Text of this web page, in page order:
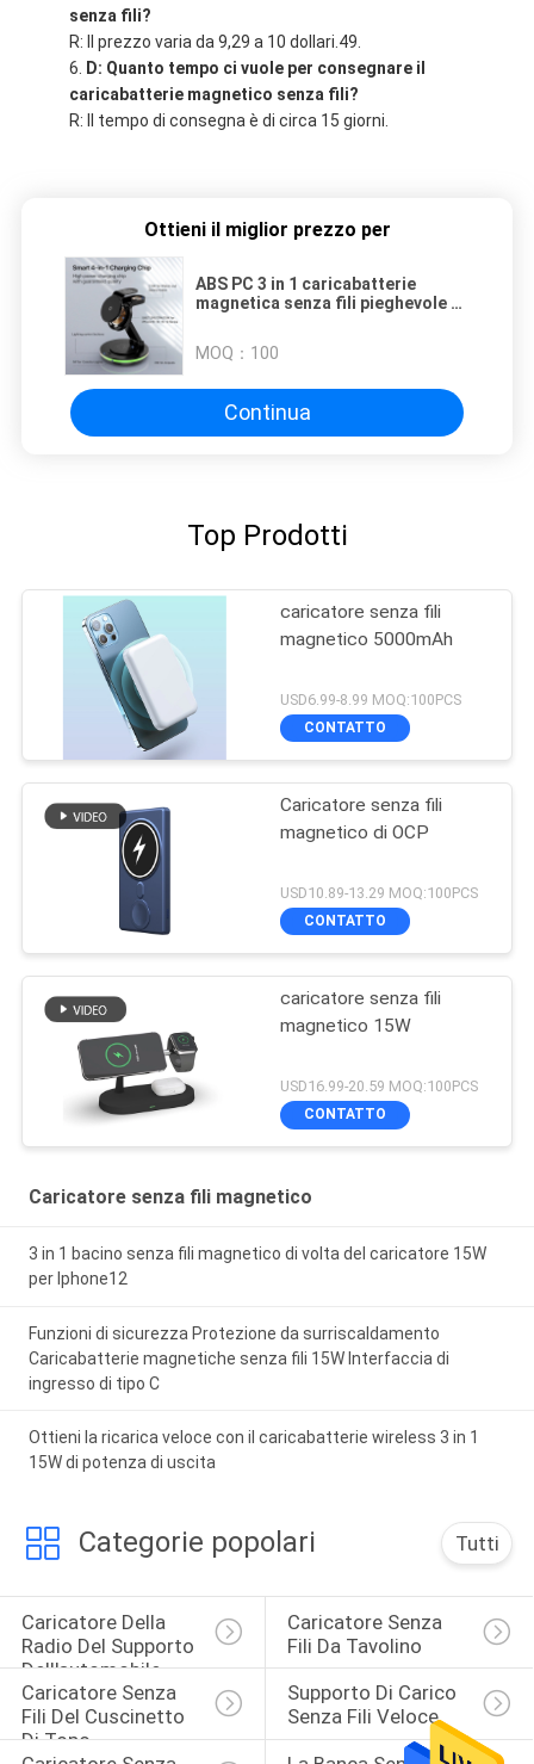
senza fili?
R: Il prezzo varia da 9,29 a 10 dollari.49.
D: Quanto tempo ci vuole per consegnare il
caricabatterie magnetico senza fili?
R: Il tempo di consegna è di circa 15 giorni.
Ottieni il miglior prezzo per
ABS PC 3 in 1 caricabatterie
magnetica senza fili pieghevole e
MOQ： 100
Continua
Top Prodotti
caricatore senza fili
magnetico 5000mAh
USD6.99-8.99 MOQ:100PCS
CONTATTO
Caricatore senza fili
magnetico di OCP
USD10.89-13.29 MOQ:100PCS
CONTATTO
caricatore senza fili
magnetico 15W
USD16.99-20.59 MOQ:100PCS
CONTATTO
Caricatore senza fili magnetico
3 in 1 bacino senza fili magnetico di volta del caricatore 15W
per Iphone12
Funzioni di sicurezza Protezione da surriscaldamento
Caricabatterie magnetiche senza fili 15W Interfaccia di
ingresso di tipo C
Ottieni la ricarica veloce con il caricabatterie wireless 3 in 1
15W di potenza di uscita
Categorie popolari Tutti
Caricatore Della
Radio Del Supporto
Dell'automobile
Caricatore Senza
Fili Da Tavolino
Caricatore Senza
Fili Del Cuscinetto
Di Topo
Supporto Di Carico
Senza Fili Veloce